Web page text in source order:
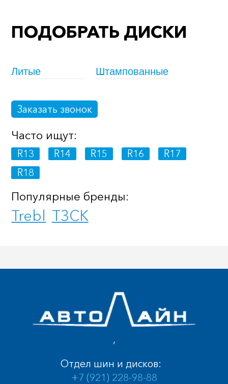
ПОДОБРАТЬ ДИСКИ
Литые Штампованные
Заказать звонок
Часто ищут:
R13 R14 R15 R16
R17
R18
Популярные бренды:
Trebl ТЗСК
,
Отдел шин и дисков:
+7 (921) 228-98-88